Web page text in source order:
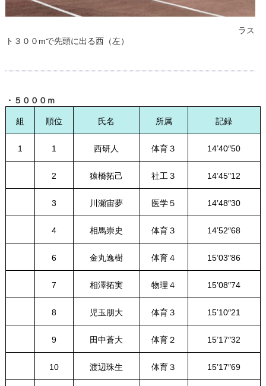
ラス
ト３００mで先頭に出る西（左）
・５０００ｍ
組 順位 氏名 所属 記録
1 1 西研人 体育３ 14’40″50
2 猿橋拓己 社工３ 14’45″12
3 川瀬宙夢 医学５ 14’48″30
4 相馬崇史 体育３ 14’52″68
6 金丸逸樹 体育４ 15’03″86
7 相澤拓実 物理４ 15’08″74
8 児玉朋大 体育３ 15’10″21
9 田中蒼大 体育２ 15’17″32
10 渡辺珠生 体育３ 15’17″69